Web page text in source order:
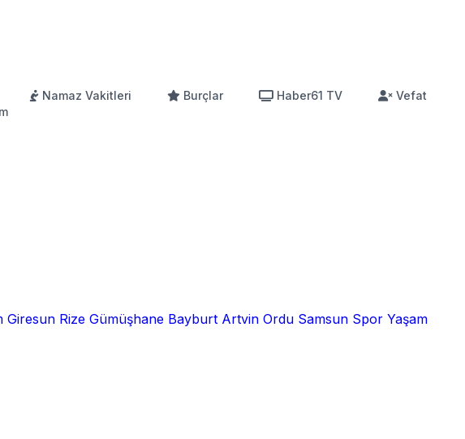
Namaz Vakitleri Burçlar Haber61 TV
Vefat
Giresun Rize Gümüşhane Bayburt Artvin Ordu Samsun Spor Yaşam